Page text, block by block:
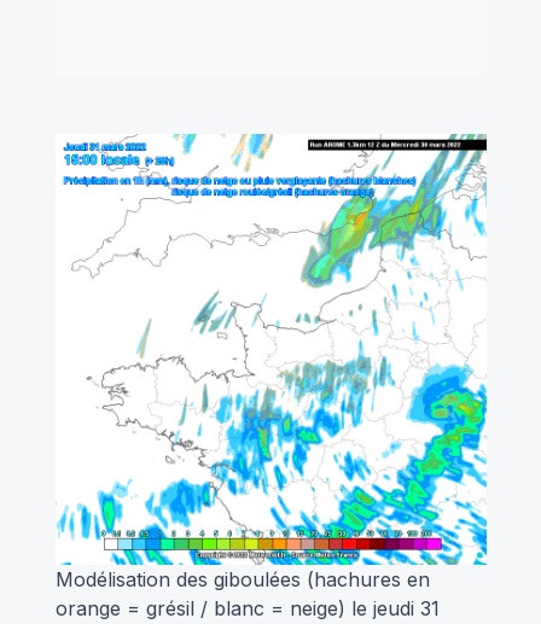
Modélisation des giboulées (hachures en
orange = grésil / blanc = neige) le jeudi 31